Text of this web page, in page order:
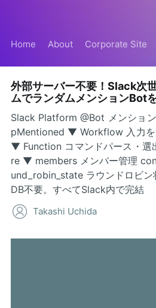
Home About Corporate Site
外部サーバー不要！Slack次
ムでランダムメンションBot
Slack Platform @Bot メンショ
pMentioned ▼ Workflow 入力を
▼ Function コマンドパース・
re ▼ members メンバー管理
und_robin_state ラウンドロビン
DB不要。すべてSlack内で完結
Takashi Uchida